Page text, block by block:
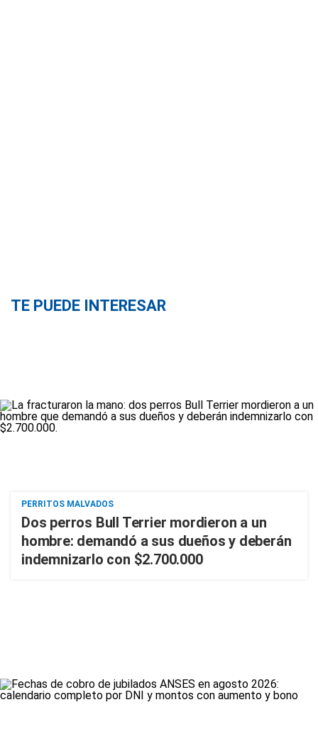
TE PUEDE INTERESAR
PERRITOS MALVADOS
Dos perros Bull Terrier mordieron a un
hombre: demandó a sus dueños y deberán
indemnizarlo con $2.700.000